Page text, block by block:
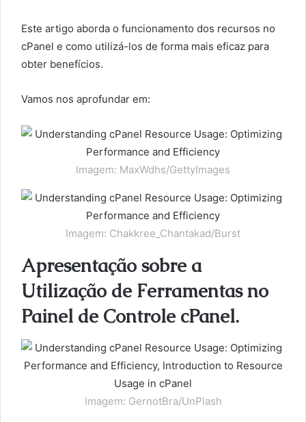
Este artigo aborda o funcionamento dos recursos no
cPanel e como utilizá-los de forma mais eficaz para
obter benefícios.
Vamos nos aprofundar em:
Imagem: MaxWdhs/GettyImages
Imagem: Chakkree_Chantakad/Burst
Apresentação sobre a
Utilização de Ferramentas no
Painel de Controle cPanel.
Imagem: GernotBra/UnPlash